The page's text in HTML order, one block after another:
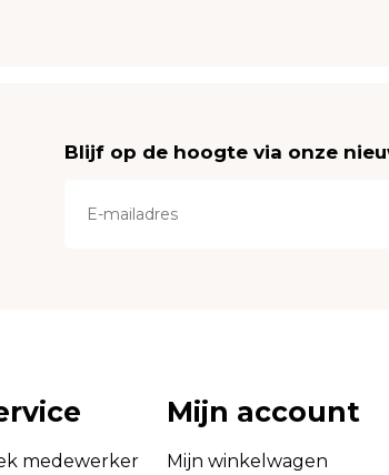
Blijf op de hoogte via onze
medewerker
Mijn account
Mijn winkelwagen